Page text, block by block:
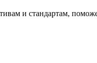
и стандартам,